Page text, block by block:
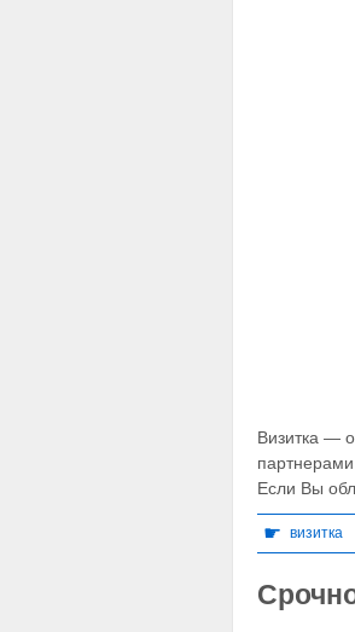
Визитка —
Если Вы
☛ визитка